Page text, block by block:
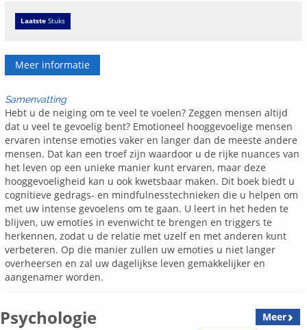
Laatste Stuks
Meer informatie
Samenvatting
Hebt u de neiging om te veel te voelen? Zeggen mensen altijd
dat u veel te gevoelig bent? Emotioneel hooggevoelige mensen
ervaren intense emoties vaker en langer dan de meeste andere
mensen. Dat kan een troef zijn waardoor u de rijke nuances van
het leven op een unieke manier kunt ervaren, maar deze
hooggevoeligheid kan u ook kwetsbaar maken. Dit boek biedt u
cognitieve gedrags- en mindfulnesstechnieken die u helpen om
met uw intense gevoelens om te gaan. U leert in het heden te
blijven, uw emoties in evenwicht te brengen en triggers te
herkennen, zodat u de relatie met uzelf en met anderen kunt
verbeteren. Op die manier zullen uw emoties u niet langer
overheersen en zal uw dagelijkse leven gemakkelijker en
aangenamer worden.
Psychologie Meer